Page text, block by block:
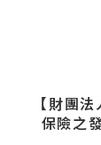
【財團
保險之